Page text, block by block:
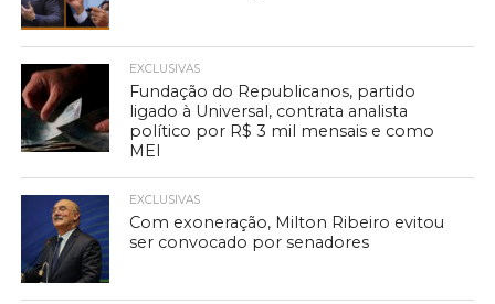
EXCLUSIVAS
Fundação do Republicanos, partido
ligado à Universal, contrata analista
político por R$ 3 mil mensais e como
MEI
EXCLUSIVAS
Com exoneração, Milton Ribeiro evitou
ser convocado por senadores